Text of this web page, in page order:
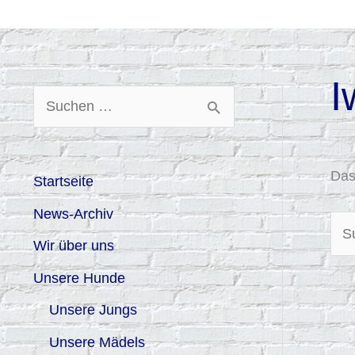
Inhalt
springen
u
c
h
e
n
n
a
c
Startseite
News-Archiv
Wir über uns
Unsere Hunde
Unsere Jungs
Unsere Mädels